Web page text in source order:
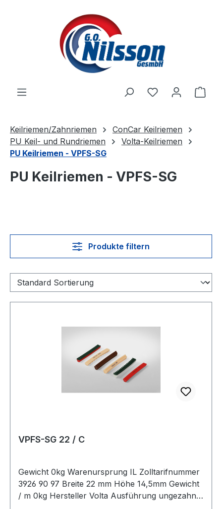
Zum Hauptinhalt springen
Keilriemen/Zahnriemen
ConCar Keilriemen
PU Keil- und Rundriemen
Volta-Keilriemen
PU Keilriemen - VPFS-SG
PU Keilriemen - VPFS-SG
Produkte filtern
VPFS-SG 22 / C
Gewicht 0kg Warenursprung IL Zolltarifnummer
3926 90 97 Breite 22 mm Höhe 14,5mm Gewicht
/ m 0kg Hersteller Volta Ausführung ungezahnt